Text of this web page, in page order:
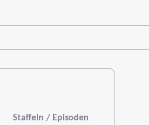
Staffeln / Episoden